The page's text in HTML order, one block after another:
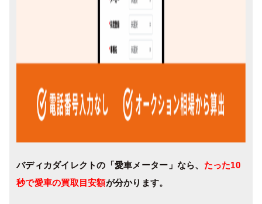
バディカダイレクトの「愛車メーター」なら、 たった10
秒で愛車の買取目安額が分かります。